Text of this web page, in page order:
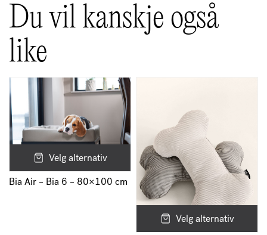
Du vil kanskje også
like
Velg alternativ
Bia Air – Bia 6 – 80×100 cm
Velg alternativ